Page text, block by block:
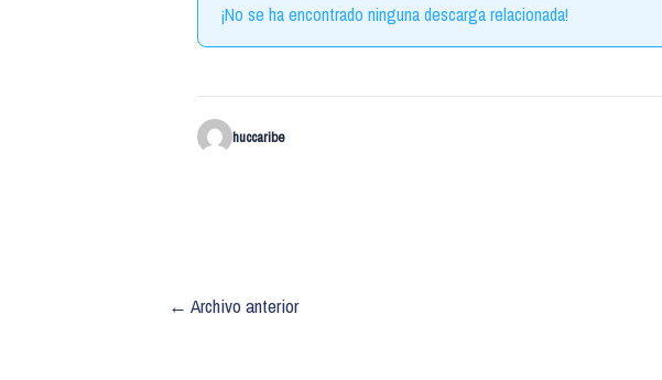
¡No se ha encontrado ninguna descarga relacionada!
huccaribe
← Archivo anterior